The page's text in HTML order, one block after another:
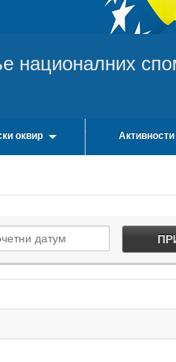
националних
оквир Активности